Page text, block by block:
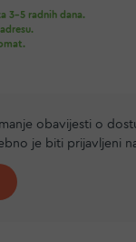
3-5 radnih dana.
obavijesti o
je biti prijavljeni